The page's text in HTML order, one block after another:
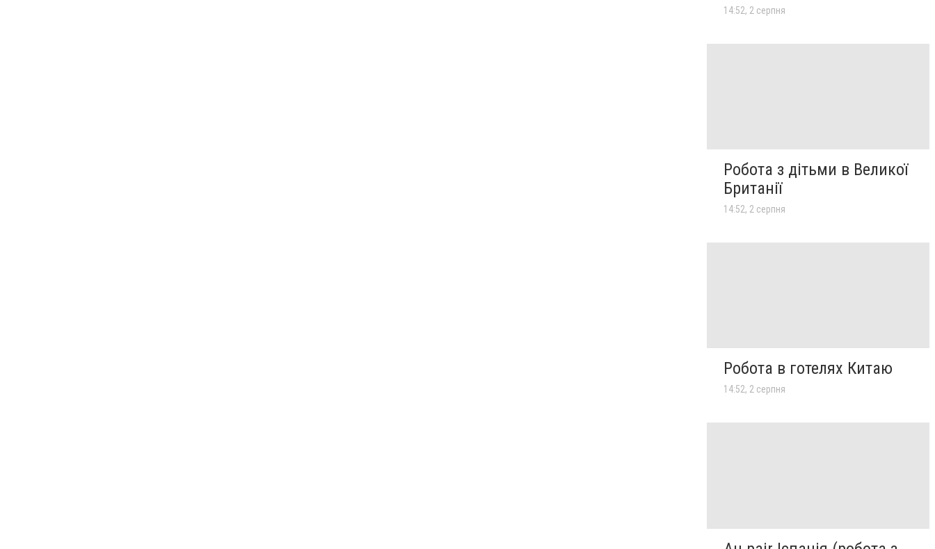
14:52, 2 серпня
Робота з дітьми в Великої
Британії
14:52, 2 серпня
Робота в готелях Китаю
14:52, 2 серпня